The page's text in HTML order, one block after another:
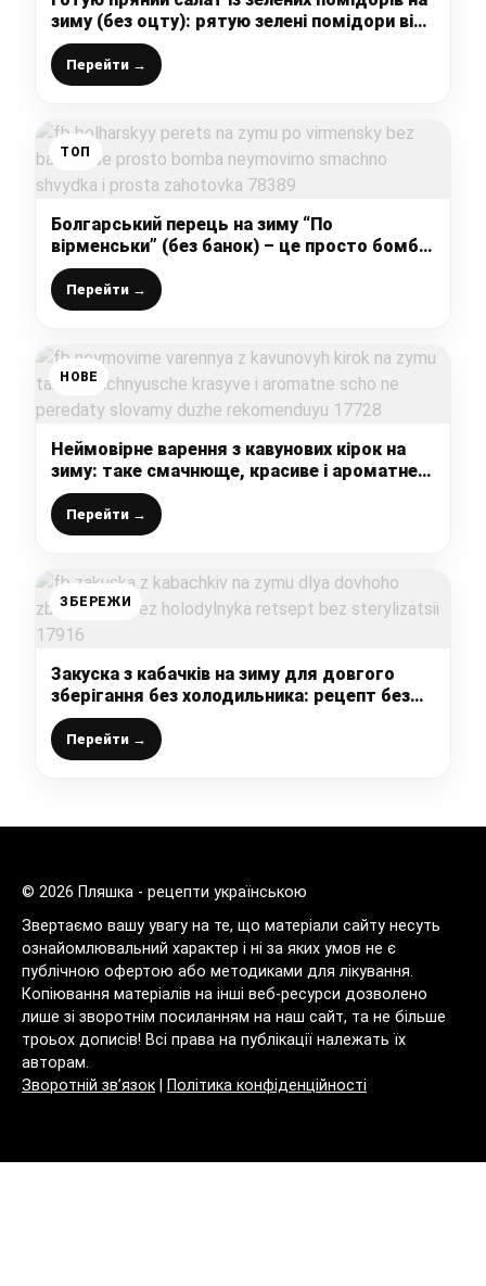
зиму (без оцту): рятую зелені помідори від
фітофтори, таку заготовку в нас люблять
всіПерейти →
ТОП
Болгарський перець на зиму “По
вірменськи” (без банок) – це просто бомба,
неймовірно смачно – швидка і проста
заготовка
Перейти →
НОВЕ
Неймовірне варення з кавунових кірок на
зиму: таке смачнюще, красиве і ароматне,
що не передати словами, дуже
рекомендую
Перейти →
ЗБЕРЕЖИ
Закуска з кабачків на зиму для довгого
зберігання без холодильника: рецепт без
стерилізації
Перейти →
© 2026 Пляшка - рецепти українською
Звертаємо вашу увагу на те, що матеріали сайту несуть
ознайомлювальний характер і ні за яких умов не є
публічною офертою або методиками для лікування.
Копіювання матеріалів на інші веб-ресурси дозволено
лише зі зворотнім посиланням на наш сайт, та не більше
троьох дописів! Всі права на публікації належать їх
авторам.
Зворотній зв’язок
Політика конфіденційності